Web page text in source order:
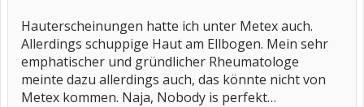
Hauterscheinungen hatte ich unter Metex auch.
Allerdings schuppige Haut am Ellbogen. Mein sehr
emphatischer und gründlicher Rheumatologe
meinte dazu allerdings auch, das könnte nicht von
Metex kommen. Naja, Nobody is perfekt…